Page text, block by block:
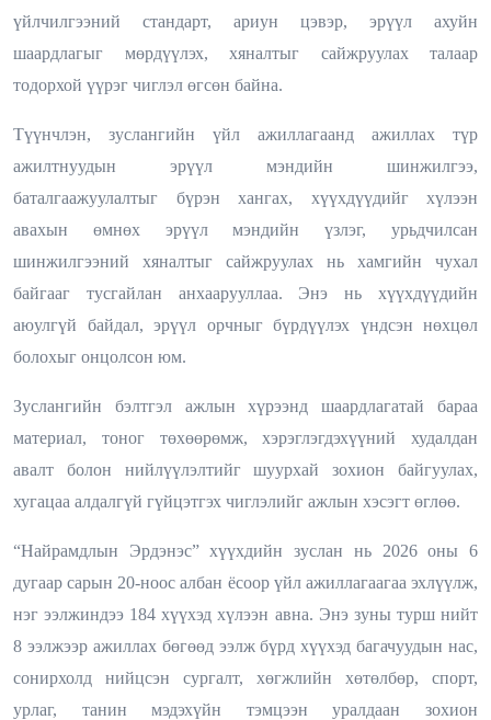
үйлчилгээний стандарт, ариун цэвэр, эрүүл ахуйн
шаардлагыг мөрдүүлэх, хяналтыг сайжруулах талаар
тодорхой үүрэг чиглэл өгсөн байна.
Түүнчлэн, зуслангийн үйл ажиллагаанд ажиллах түр
ажилтнуудын эрүүл мэндийн шинжилгээ,
баталгаажуулалтыг бүрэн хангах, хүүхдүүдийг хүлээн
авахын өмнөх эрүүл мэндийн үзлэг, урьдчилсан
шинжилгээний хяналтыг сайжруулах нь хамгийн чухал
байгааг тусгайлан анхаарууллаа. Энэ нь хүүхдүүдийн
аюулгүй байдал, эрүүл орчныг бүрдүүлэх үндсэн нөхцөл
болохыг онцолсон юм.
Зуслангийн бэлтгэл ажлын хүрээнд шаардлагатай бараа
материал, тоног төхөөрөмж, хэрэглэгдэхүүний худалдан
авалт болон нийлүүлэлтийг шуурхай зохион байгуулах,
хугацаа алдалгүй гүйцэтгэх чиглэлийг ажлын хэсэгт өглөө.
“Найрамдлын Эрдэнэс” хүүхдийн зуслан нь 2026 оны 6
дугаар сарын 20-ноос албан ёсоор үйл ажиллагаагаа эхлүүлж,
нэг ээлжиндээ 184 хүүхэд хүлээн авна. Энэ зуны турш нийт
8 ээлжээр ажиллах бөгөөд ээлж бүрд хүүхэд багачуудын нас,
сонирхолд нийцсэн сургалт, хөгжлийн хөтөлбөр, спорт,
урлаг, танин мэдэхүйн тэмцээн уралдаан зохион